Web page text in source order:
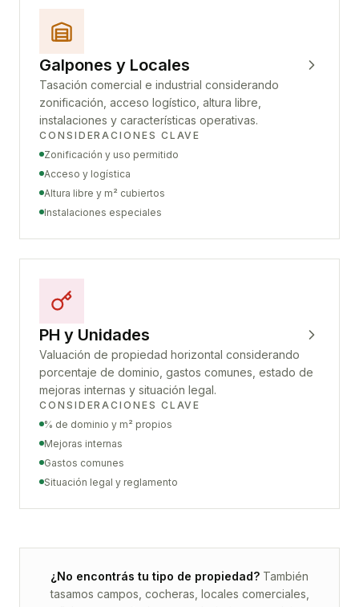
Galpones y Locales
Tasación comercial e industrial considerando
zonificación, acceso logístico, altura libre,
instalaciones y características operativas.
CONSIDERACIONES CLAVE
Zonificación y uso permitido
Acceso y logística
Altura libre y m² cubiertos
Instalaciones especiales
PH y Unidades
Valuación de propiedad horizontal considerando
porcentaje de dominio, gastos comunes, estado de
mejoras internas y situación legal.
CONSIDERACIONES CLAVE
% de dominio y m² propios
Mejoras internas
Gastos comunes
Situación legal y reglamento
¿No encontrás tu tipo de propiedad? También
tasamos campos, cocheras, locales comerciales,